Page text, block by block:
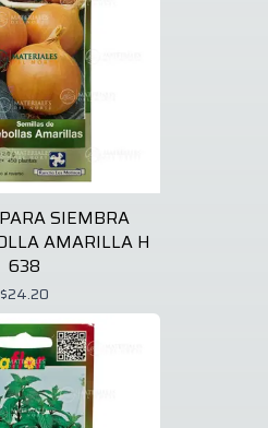
SIEMBRA
AMARILLA H
638
$24.20